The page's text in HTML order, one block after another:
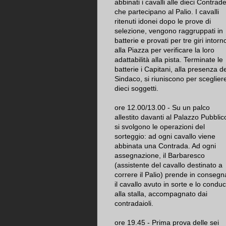
abbinati i cavalli alle dieci Contrade
che partecipano al Palio. I cavalli
ritenuti idonei dopo le prove di
selezione, vengono raggruppati in
batterie e provati per tre giri
alla Piazza per verificare la loro
adattabilità alla pista. Terminate le
batterie i Capitani, alla presenza
Sindaco, si riuniscono per
dieci soggetti.
ore 12.00/13.00 - Su un palco
allestito davanti al Palazzo
si svolgono le operazioni del
sorteggio: ad ogni cavallo viene
abbinata una Contrada. Ad ogni
assegnazione, il Barbaresco
(assistente del cavallo destinato a
correre il Palio) prende in
il cavallo avuto in sorte e lo
alla stalla, accompagnato dai
contradaioli.
ore 19.45 - Prima prova delle sei